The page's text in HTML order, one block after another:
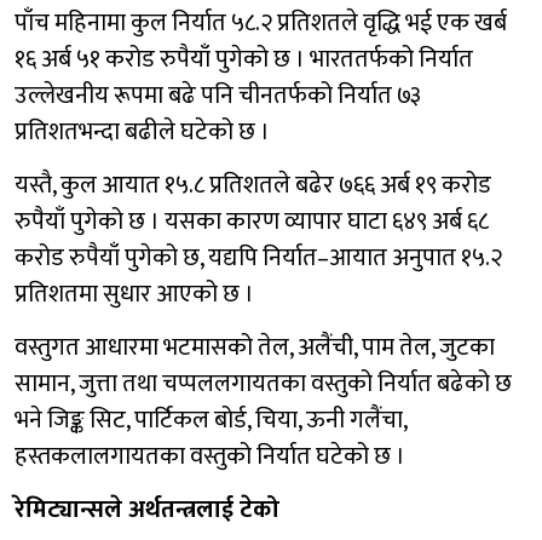
पाँच महिनामा कुल निर्यात ५८.२ प्रतिशतले वृद्धि भई एक खर्ब
१६ अर्ब ५१ करोड रुपैयाँ पुगेको छ । भारततर्फको निर्यात
उल्लेखनीय रूपमा बढे पनि चीनतर्फको निर्यात ७३
प्रतिशतभन्दा बढीले घटेको छ ।
यस्तै, कुल आयात १५.८ प्रतिशतले बढेर ७६६ अर्ब १९ करोड
रुपैयाँ पुगेको छ । यसका कारण व्यापार घाटा ६४९ अर्ब ६८
करोड रुपैयाँ पुगेको छ, यद्यपि निर्यात–आयात अनुपात १५.२
प्रतिशतमा सुधार आएको छ ।
वस्तुगत आधारमा भटमासको तेल, अलैंची, पाम तेल, जुटका
सामान, जुत्ता तथा चप्पललगायतका वस्तुको निर्यात बढेको छ
भने जिङ्क सिट, पार्टिकल बोर्ड, चिया, ऊनी गलैंचा,
हस्तकलालगायतका वस्तुको निर्यात घटेको छ ।
रेमिट्यान्सले अर्थतन्त्रलाई टेको